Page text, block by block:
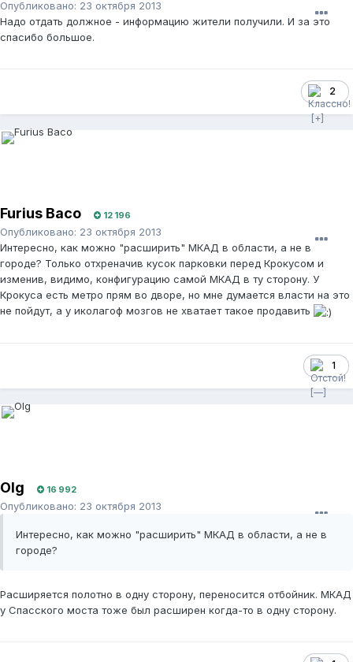
Опубликовано: 23 октября 2013
Надо отдать должное - информацию жители получили. И за это
спасибо большое.
2
Furius Baco 12 196
Опубликовано: 23 октября 2013
Интересно, как можно "расширить" МКАД в области, а не в
городе? Только отхреначив кусок парковки перед Крокусом и
изменив, видимо, конфигурацию самой МКАД в ту сторону. У
Крокуса есть метро прям во дворе, но мне думается власти на это
не пойдут, а у иколагоф мозгов не хватает такое продавить
1
Olg 16 992
Опубликовано: 23 октября 2013
Интересно, как можно "расширить" МКАД в области, а не в
городе?
Расширяется полотно в одну сторону, переносится отбойник. МКАД
у Спасского моста тоже был расширен когда-то в одну сторону.